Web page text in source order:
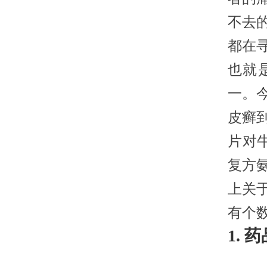
不去
都在
也就
一。
皮癣
片对
复方
上关
有个
1. 药